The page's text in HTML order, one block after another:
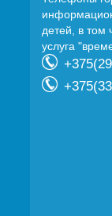
детей, в том
услуга